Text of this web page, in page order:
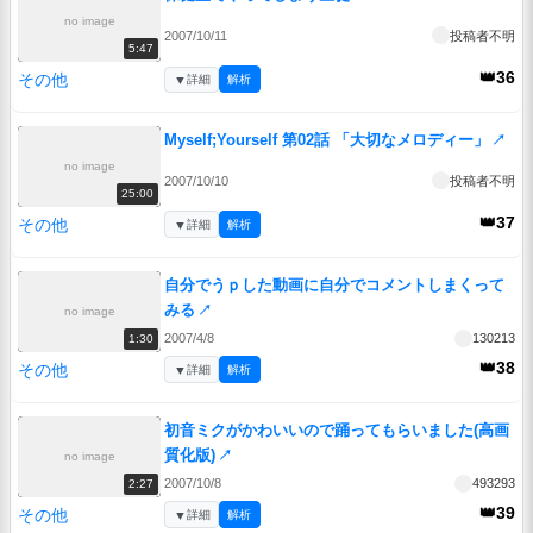
no image
5:47
2007/10/11 投稿者不明
その他 👑36
▼詳細 解析
no image
25:00
Myself;Yourself 第02話 「大切なメロディー」 ↗
2007/10/10 投稿者不明
その他 👑37
▼詳細 解析
no image
1:30
自分でうｐした動画に自分でコメントしまくって
みる ↗
2007/4/8 130213
その他 👑38
▼詳細 解析
no image
2:27
初音ミクがかわいいので踊ってもらいました(高画
質化版) ↗
2007/10/8 493293
その他 👑39
▼詳細 解析